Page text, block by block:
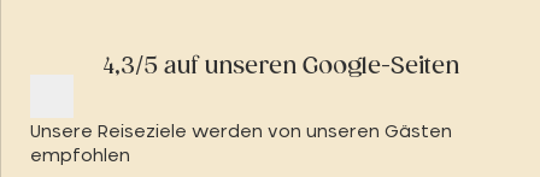
4,3/5 auf unseren Google-Seiten
Unsere Reiseziele werden von unseren Gästen
empfohlen